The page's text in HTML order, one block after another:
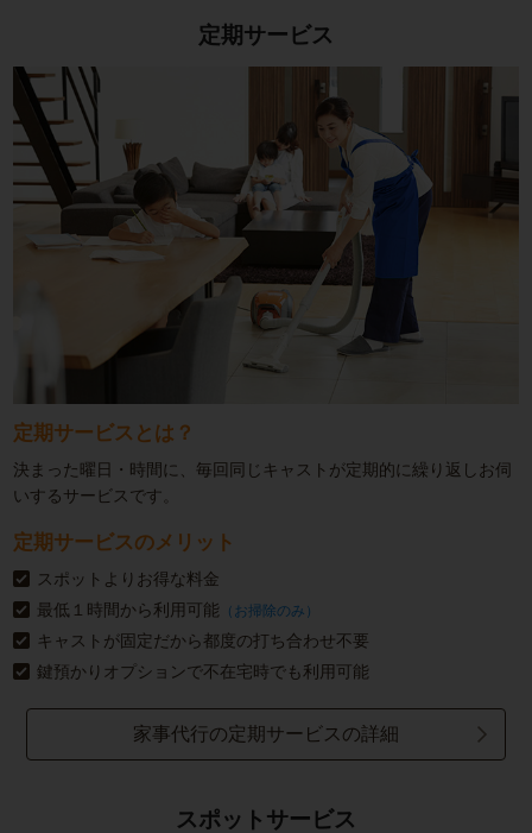
定期サービス
定期サービスとは？
決まった曜日・時間に、毎回同じキャストが定期的に繰り返しお伺
いするサービスです。
定期サービスのメリット
スポットよりお得な料金
最低１時間から利用可能 （お掃除のみ）
キャストが固定だから都度の打ち合わせ不要
鍵預かりオプションで不在宅時でも利用可能
家事代行の定期サービスの詳細
スポットサービス